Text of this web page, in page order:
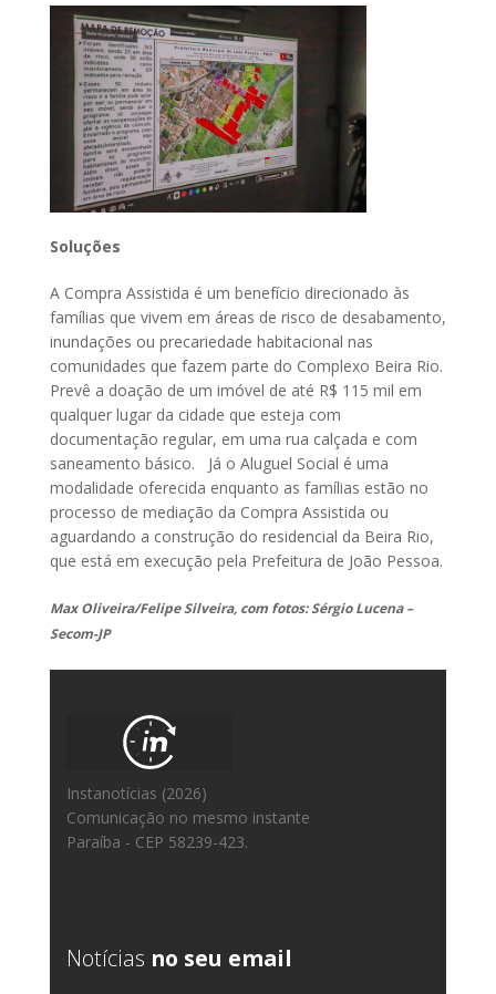
Soluções
A Compra Assistida é um benefício direcionado às
famílias que vivem em áreas de risco de desabamento,
inundações ou precariedade habitacional nas
comunidades que fazem parte do Complexo Beira Rio.
Prevê a doação de um imóvel de até R$ 115 mil em
qualquer lugar da cidade que esteja com
documentação regular, em uma rua calçada e com
saneamento básico. Já o Aluguel Social é uma
modalidade oferecida enquanto as famílias estão no
processo de mediação da Compra Assistida ou
aguardando a construção do residencial da Beira Rio,
que está em execução pela Prefeitura de João Pessoa.
Max Oliveira/Felipe Silveira, com fotos: Sérgio Lucena –
Secom-JP
Instanotícias (2026)
Comunicação no mesmo instante
Paraíba - CEP 58239-423.
Notícias no seu email